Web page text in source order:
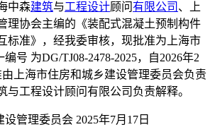
中森建筑与工程设计顾问有限公司 、上
理协会主编的《装配式混凝土预制构件
标准》，经我委审核，现批准为上海市
号 为DG/TJ08-2478-2025，自2026年2
上海市住房和城乡建设管理委员会负责
与工程设计顾问有限公司负责解释。
管理委员会 2025年7月17日